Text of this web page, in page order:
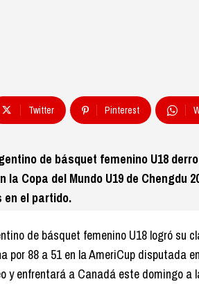
Twitter Pinterest
de básquet femenino U18
la Copa del Mundo U19 de
en el partido.
de básquet femenino U18 logró su
por 88 a 51 en la AmeriCup disputada
y enfrentará a Canadá este domingo a